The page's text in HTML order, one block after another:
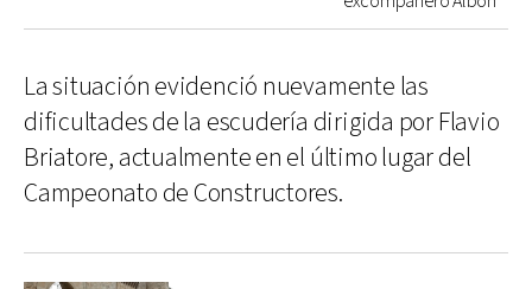
La situación evidenció nuevamente las
dificultades de la escudería dirigida por Flavio
Briatore, actualmente en el último lugar del
Campeonato de Constructores.